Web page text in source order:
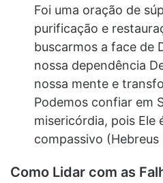
Foi uma oração de
purificação e
buscarmos a face de
nossa dependência
nossa mente e
Podemos confiar em
misericórdia, pois Ele
compassivo (Hebreus
Como Lidar com as